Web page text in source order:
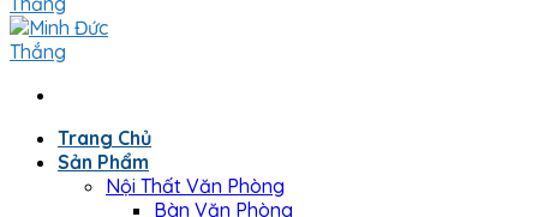
Trang Chủ
Sản Phẩm
Nội Thất Văn Phòng
Bàn Văn Phòng